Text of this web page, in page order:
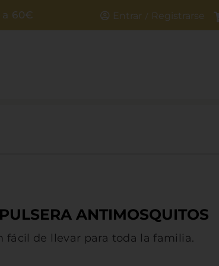
60€ Entrar / Registrarse
ANTIMOSQUITOS
fácil de llevar para toda la familia.